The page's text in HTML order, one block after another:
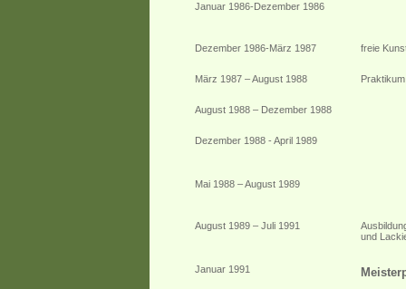
Januar 1986-Dezember 1986
Dezember 1986-März 1987 freie
März 1987 – August 1988
August 1988 – Dezember 1988
Dezember 1988 - April 1989
Mai 1988 – August 1989
August 1989 – Juli 1991
und
Januar 1991